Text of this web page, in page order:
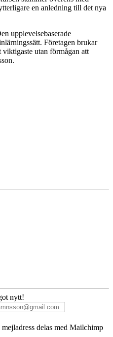
en anledning till det nya
upplevelsebaserade
Företagen brukar
viktigaste utan förmågan att
nytt!
delas med Mailchimp